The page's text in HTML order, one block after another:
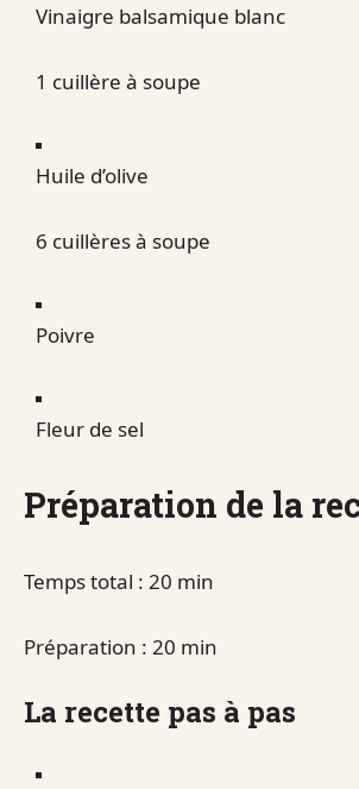
Vinaigre balsamique blanc
1 cuillère à soupe
Huile d’olive
6 cuillères à soupe
Poivre
Fleur de sel
Préparation de la
Temps total : 20 min
Préparation : 20 min
La recette pas à pas